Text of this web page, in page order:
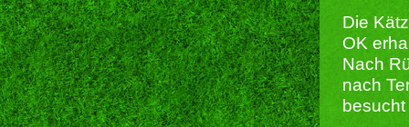
Die
OK
Nach
nach